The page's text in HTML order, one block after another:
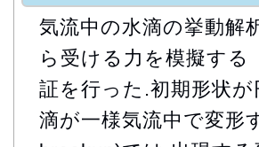
気流中の水滴の挙動解
ら受ける力を模擬す
証を行った.初期形状
滴が一様気流中で変形